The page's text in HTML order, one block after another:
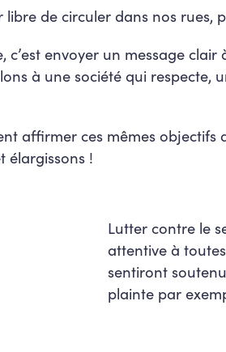
de circuler dans nos rues,
envoyer un message
à une société qui respecte,
affirmer ces mêmes objectifs
élargissons !
Lutter contre le
attentive à toutes
sentiront
plainte par